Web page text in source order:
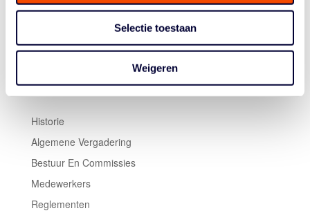
Selectie toestaan
Weigeren
Historie
Algemene Vergadering
Bestuur En Commissies
Medewerkers
Reglementen